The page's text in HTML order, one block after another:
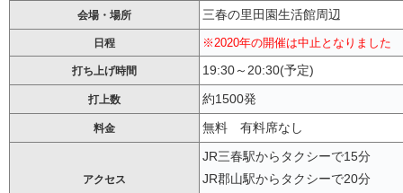
会場・場所 三春の里田園生活館周辺
日程 ※2020年の開催は中止となりました
打ち上げ時間 19:30～20:30(予定)
打上数 約1500発
料金 無料 有料席なし
アクセス
JR三春駅からタクシーで15分
JR郡山駅からタクシーで20分